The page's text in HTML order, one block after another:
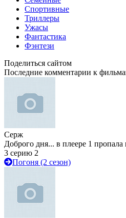
Спортивные
Триллеры
Ужасы
Фантастика
Фэнтези
Поделиться сайтом
Последние комментарии к
Серж
Доброго дня... в плеере 1 пропала
3 серию 2
Погоня (2 сезон)